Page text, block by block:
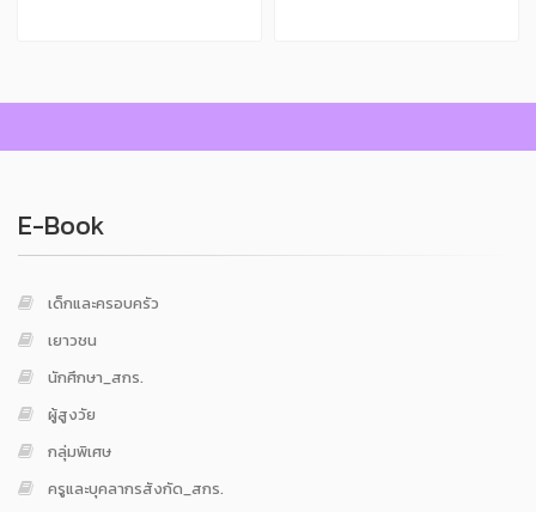
E-Book
เด็กและครอบครัว
เยาวชน
นักศึกษา_สกร.
ผู้สูงวัย
กลุ่มพิเศษ
ครูและบุคลากรสังกัด_สกร.